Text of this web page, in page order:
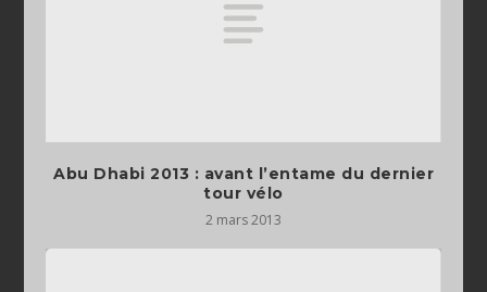
Abu Dhabi 2013 : avant l’entame du dernier
tour vélo
2 mars 2013